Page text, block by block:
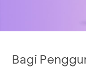
Bagi